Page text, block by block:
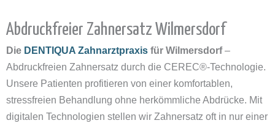
Abdruckfreier Zahnersatz Wilmersdorf
Die DENTIQUA Zahnarztpraxis für Wilmersdorf–
Abdruckfreien Zahnersatz durch die CEREC®-Technologie.
Unsere Patienten profitieren von einer komfortablen,
stressfreien Behandlung ohne herkömmliche Abdrücke. Mit
digitalen Technologien stellen wir Zahnersatz oft in nur einer